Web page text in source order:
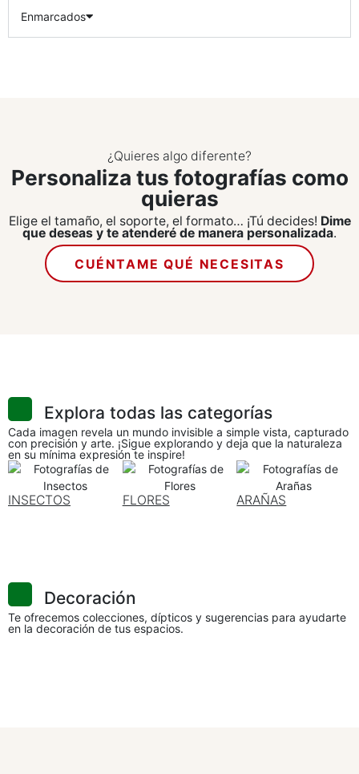
Enmarcados
¿Quieres algo diferente?
Personaliza tus fotografías como
quieras
Elige el tamaño, el soporte, el formato… ¡Tú decides! Dime
que deseas y te atenderé de manera personalizada.
CUÉNTAME QUÉ NECESITAS
Explora todas las categorías
Cada imagen revela un mundo invisible a simple vista, capturado
con precisión y arte. ¡Sigue explorando y deja que la naturaleza
en su mínima expresión te inspire!
INSECTOS FLORES ARAÑAS
Decoración
Te ofrecemos colecciones, dípticos y sugerencias para ayudarte
en la decoración de tus espacios.